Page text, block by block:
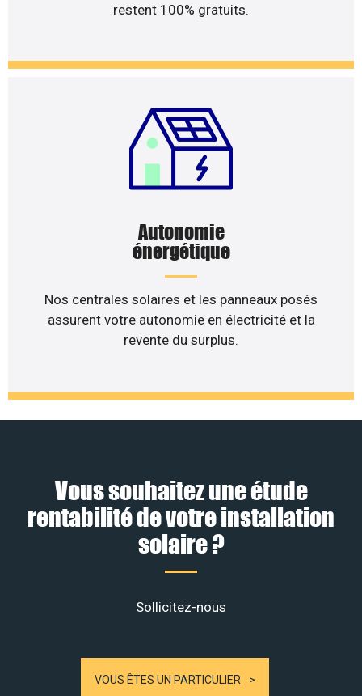
restent 100% gratuits.
Autonomie
énergétique
Nos centrales solaires et les panneaux posés
assurent votre autonomie en électricité et la
revente du surplus.
Vous souhaitez une étude
rentabilité de votre installation
solaire ?
Sollicitez-nous
VOUS ÊTES UN PARTICULIER